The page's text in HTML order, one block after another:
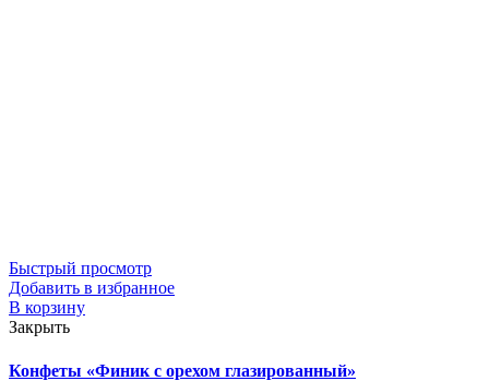
Быстрый просмотр
Добавить в избранное
В корзину
Закрыть
Конфеты «Финик с орехом глазированный»